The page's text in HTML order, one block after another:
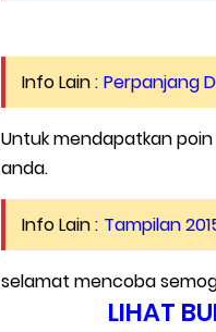
Info Lain : Perpanjang
Untuk mendapatkan
anda.
Info Lain : Tampilan
selamat mencoba
LIHAT